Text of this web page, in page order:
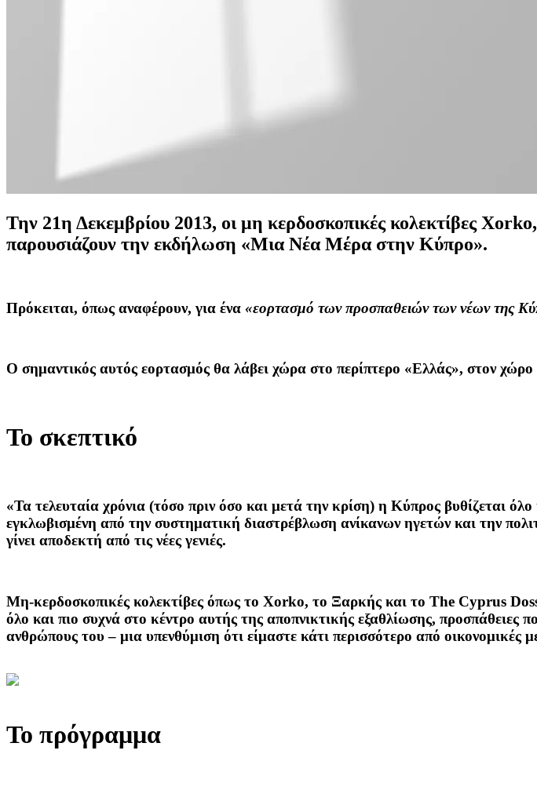
Την 21η Δεκεμβρίου 2013, οι μη κερδοσκοπικές κολεκτίβες
παρουσιάζουν την εκδήλωση «Μια Νέα Μέρα στην Κύπρο».
Πρόκειται, όπως αναφέρουν, για ένα «εορτασμό των προσπαθειών των νέων της
Ο σημαντικός αυτός εορτασμός θα λάβει χώρα στο περίπτερο «Ελλάς», στον
Το σκεπτικό
«Τα τελευταία χρόνια (τόσο πριν όσο και μετά την κρίση) η Κύπρος βυθίζεται
εγκλωβισμένη από την συστηματική διαστρέβλωση ανίκανων ηγετών και την
γίνει αποδεκτή από τις νέες γενιές.
Μη-κερδοσκοπικές κολεκτίβες όπως το Xorko, το Ξαρκής και το The Cyprus
όλο και πιο συχνά στο κέντρο αυτής της αποπνικτικής εξαθλίωσης, προσπάθειες
ανθρώπους του – μια υπενθύμιση ότι είμαστε κάτι περισσότερο από οικονομικές
Το πρόγραμμα